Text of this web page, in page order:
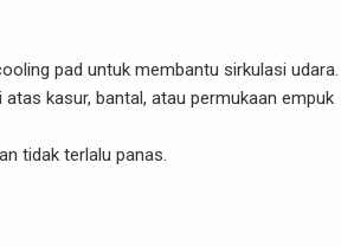
pad untuk membantu sirkulasi udara.
kasur, bantal, atau permukaan empuk
tidak terlalu panas.